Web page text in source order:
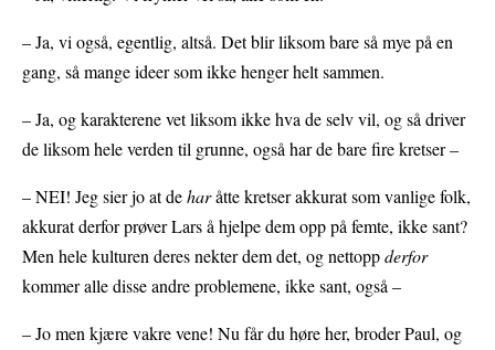
– Ja, vi også, egentlig, altså. Det blir liksom bare så mye på en
gang, så mange ideer som ikke henger helt sammen.
– Ja, og karakterene vet liksom ikke hva de selv vil, og så driver
de liksom hele verden til grunne, også har de bare fire kretser –
– NEI! Jeg sier jo at deharåtte kretser akkurat som vanlige folk,
akkurat derfor prøver Lars å hjelpe dem opp på femte, ikke sant?
Men hele kulturen deres nekter dem det, og nettoppderfor
kommer alle disse andre problemene, ikke sant, også –
– Jo men kjære vakre vene! Nu får du høre her, broder Paul, og